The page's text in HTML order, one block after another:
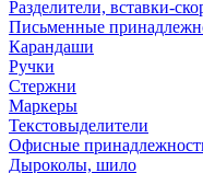
Разделители, вставки-
Письменные
Карандаши
Ручки
Стержни
Маркеры
Текстовыделители
Офисные
Дыроколы, шило